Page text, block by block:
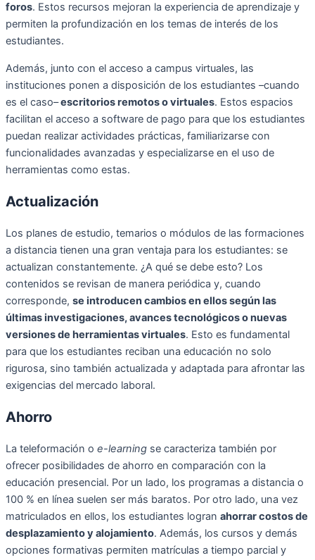
foros. Estos recursos mejoran la experiencia de aprendizaje y
permiten la profundización en los temas de interés de los
estudiantes.
Además, junto con el acceso a campus virtuales, las
instituciones ponen a disposición de los estudiantes –cuando
es el caso–escritorios remotos o virtuales. Estos espacios
facilitan el acceso a software de pago para que los estudiantes
puedan realizar actividades prácticas, familiarizarse con
funcionalidades avanzadas y especializarse en el uso de
herramientas como estas.
Actualización
Los planes de estudio, temarios o módulos de las formaciones
a distancia tienen una gran ventaja para los estudiantes: se
actualizan constantemente. ¿A qué se debe esto? Los
contenidos se revisan de manera periódica y, cuando
corresponde, se introducen cambios en ellos según las
últimas investigaciones, avances tecnológicos o nuevas
versiones de herramientas virtuales. Esto es fundamental
para que los estudiantes reciban una educación no solo
rigurosa, sino también actualizada y adaptada para afrontar las
exigencias del mercado laboral.
Ahorro
La teleformación o e-learning se caracteriza también por
ofrecer posibilidades de ahorro en comparación con la
educación presencial. Por un lado, los programas a distancia o
100 % en línea suelen ser más baratos. Por otro lado, una vez
matriculados en ellos, los estudiantes logran ahorrar costos de
desplazamiento y alojamiento. Además, los cursos y demás
opciones formativas permiten matrículas a tiempo parcial y